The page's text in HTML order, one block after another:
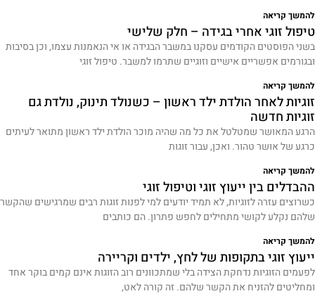
להמשך קריאה
טיפול זוגי אחרי בגידה – חלק שלישי
בשני הפוסטים הקודמים עסקנו במשבר הבגידה או אי הנאמנות עצמו, וכן בסיבות
ובגורמים אפשריים אישיים וזוגיים שתרמו למשבר. טיפול זוגי
להמשך קריאה
זוגיות לאחר הולדת ילד ראשון – כשנולד תינוק, נולדת גם
זוגיות חדשה
הרגע המאושר שמטלטל את כל מה שהיה מוכר הולדת ילד ראשון מתואר לעיתים
כרגע של אושר טהור. ואכן, עבור זוגות
להמשך קריאה
ההבדלים בין ייעוץ זוגי וטיפול זוגי
כשרוצים עזרה לזוגיות, לא תמיד יודעים למי לפנות זוגות רבים שמרגישים שהקשר
שלהם נקלע לקושי מתחילים לחפש פתרון. הם כותבים
להמשך קריאה
ייעוץ זוגי בתקופות של לחץ, ילדים וקריירה
לפעמים הזוגיות נדחקת הצידה בלי שמתכוונים רוב הזוגות אינם קמים בוקר אחד
ומחליטים להזניח את הקשר שלהם. זה קורה לאט,